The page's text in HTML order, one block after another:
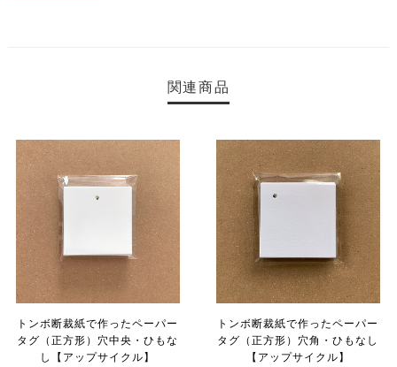
関連商品
トンボ断裁紙で作ったペーパー
タグ（正方形）穴中央・ひもな
し【アップサイクル】
トンボ断裁紙で作ったペーパー
タグ（正方形）穴角・ひもなし
【アップサイクル】